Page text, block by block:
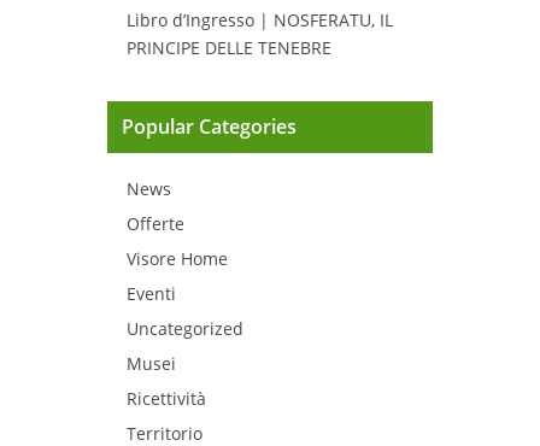
Libro d’Ingresso | NOSFERATU, IL
PRINCIPE DELLE TENEBRE
Popular Categories
News
Offerte
Visore Home
Eventi
Uncategorized
Musei
Ricettività
Territorio